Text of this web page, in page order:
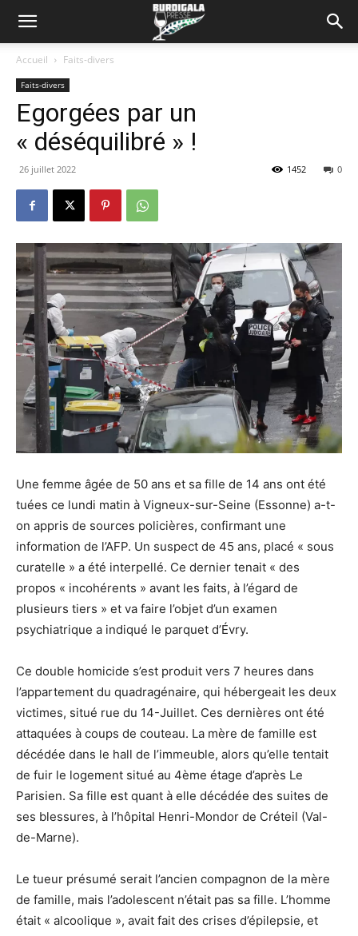
Accueil Faits-divers
Faits-divers
Egorgées par un
« déséquilibré » !
26 juillet 2022 0
1452
Une femme âgée de 50 ans et sa fille de 14 ans ont été
tuées ce lundi matin à Vigneux-sur-Seine (Essonne) a-t-
on appris de sources policières, confirmant une
information de l’AFP. Un suspect de 45 ans, placé « sous
curatelle » a été interpellé. Ce dernier tenait « des
propos « incohérents » avant les faits, à l’égard de
plusieurs tiers » et va faire l’objet d’un examen
psychiatrique a indiqué le parquet d’Évry.
Ce double homicide s’est produit vers 7 heures dans
l’appartement du quadragénaire, qui hébergeait les deux
victimes, situé rue du 14-Juillet. Ces dernières ont été
attaquées à coups de couteau. La mère de famille est
décédée dans le hall de l’immeuble, alors qu’elle tentait
de fuir le logement situé au 4ème étage d’après Le
Parisien. Sa fille est quant à elle décédée des suites de
ses blessures, à l’hôpital Henri-Mondor de Créteil (Val-
de-Marne).
Le tueur présumé serait l’ancien compagnon de la mère
de famille, mais l’adolescent n’était pas sa fille. L’homme
était « alcoolique », avait fait des crises d’épilepsie, et